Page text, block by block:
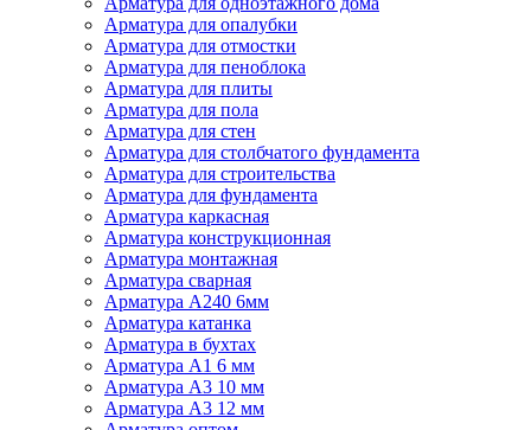
Арматура для опалубки
Арматура для отмостки
Арматура для пеноблока
Арматура для плиты
Арматура для пола
Арматура для стен
Арматура для столбчатого фундамента
Арматура для строительства
Арматура для фундамента
Арматура каркасная
Арматура конструкционная
Арматура монтажная
Арматура сварная
Арматура А240 6мм
Арматура катанка
Арматура в бухтах
Арматура А1 6 мм
Арматура А3 10 мм
Арматура А3 12 мм